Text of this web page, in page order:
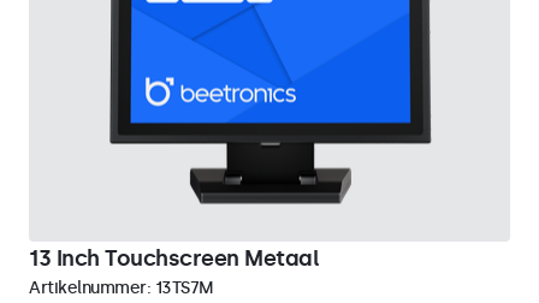
13 Inch Touchscreen Metaal
Artikelnummer: 13TS7M